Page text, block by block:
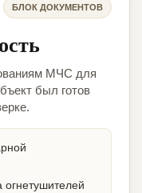
БЛОК ДОКУМЕНТОВ
МЧС для
был готов
огнетушителей